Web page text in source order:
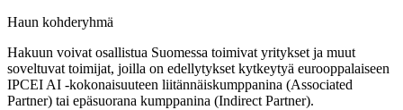
Haun kohderyhmä
Hakuun voivat osallistua Suomessa toimivat yritykset ja muut
soveltuvat toimijat, joilla on edellytykset kytkeytyä eurooppalaiseen
IPCEI AI -kokonaisuuteen liitännäiskumppanina (Associated
Partner) tai epäsuorana kumppanina (Indirect Partner).